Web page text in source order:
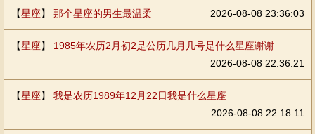
【星座】 那个星座的男生最温柔 2026-08-08 23:36:03
【星座】 1985年农历2月初2是公历几月几号是什么星座谢谢
2026-08-08 22:36:21
【星座】 我是农历1989年12月22日我是什么星座
2026-08-08 22:18:11